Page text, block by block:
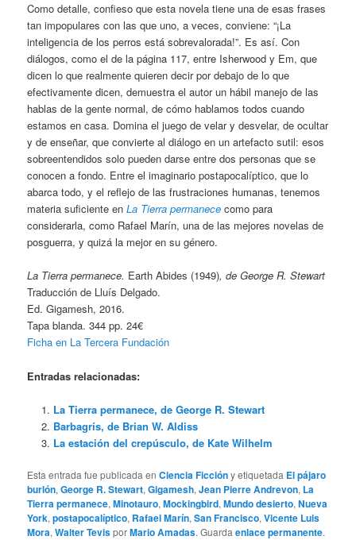
Como detalle, confieso que esta novela tiene una de esas frases
tan impopulares con las que uno, a veces, conviene: “¡La
inteligencia de los perros está sobrevalorada!”. Es así. Con
diálogos, como el de la página 117, entre Isherwood y Em, que
dicen lo que realmente quieren decir por debajo de lo que
efectivamente dicen, demuestra el autor un hábil manejo de las
hablas de la gente normal, de cómo hablamos todos cuando
estamos en casa. Domina el juego de velar y desvelar, de ocultar
y de enseñar, que convierte al diálogo en un artefacto sutil: esos
sobreentendidos solo pueden darse entre dos personas que se
conocen a fondo. Entre el imaginario postapocalíptico, que lo
abarca todo, y el reflejo de las frustraciones humanas, tenemos
materia suficiente enLa Tierra permanece como para
considerarla, como Rafael Marín, una de las mejores novelas de
posguerra, y quizá la mejor en su género.
La Tierra permanece. Earth Abides (1949), de George R. Stewart
Traducción de Lluís Delgado.
Ed. Gigamesh, 2016.
Tapa blanda. 344 pp. 24€
Ficha en La Tercera Fundación
Entradas relacionadas:
La Tierra permanece, de George R. Stewart
Barbagrís, de Brian W. Aldiss
La estación del crepúsculo, de Kate Wilhelm
Esta entrada fue publicada enCiencia Ficcióny etiquetada El pájaro
burlón,George R. Stewart,Gigamesh,Jean Pierre Andrevon, La
Tierra permanece,Minotauro,Mockingbird,Mundo desierto,Nueva
York,postapocalíptico, Rafael Marín,San Francisco,Vicente Luis
Mora,Walter TevisporMario Amadas. Guardaenlace permanente.